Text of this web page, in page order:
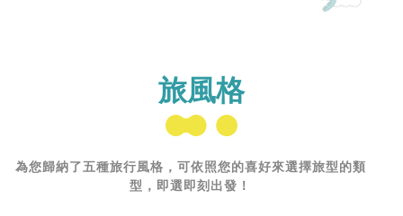
旅風格
為您歸納了五種旅行風格，可依照您的喜好來選擇旅型的類
型，即選即刻出發！